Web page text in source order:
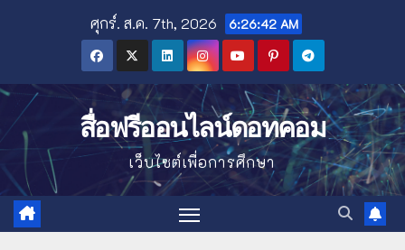
ศุกร์. ส.ค. 7th, 2026 6:26:43 AM
สื่อฟรีออนไลน์ดอทคอม
เว็บไซต์เพื่อการศึกษา